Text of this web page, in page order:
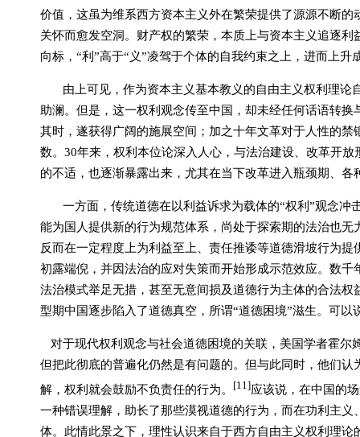
价值，这虽为维系西方资本主义外在繁荣提供了源源不断
关怀而愈发空洞。财产权的繁荣，本质上与资本主义追逐
向标，“利”高于“义”凌驾于个体的自我约束之上，进而上
由上可见，作为资本主义基本教义的自由主义权利理
助澜。但是，这一权利观念传至中国，却未经任何话语转
其时，遂获得广阔的施展空间；加之十年文革对于人性的
数。 30年来，权利本位论深入人心，与法治建设、改革开
的不适，也逐渐暴露出来，尤其在当下改革进入瓶颈期、各
一方面，传统道德在以利益诉求为载体的“权利”观念
能为国人提供新的行为规范体系，尚处于探索期的法治也
反而在一定程度上为利益至上、责任推诿等道德滑坡行为提
初露端倪，并因法治的应对失策而开始形成示范效应。数
法治模式举足无措，甚至无意间损及道德行为主体的合法
型期中国逐步陷入了道德真空，所谓“道德困境”滋生。可以
对于现代权利观念与社会道德困境的关联，美国学者霍
但把此彻底的普遍化仍然是有问题的。但与此同时，他们
解，权利就会鼓励不负责任的行为。
[11]应该说，在中国的
一种错误理解，助长了那些漠视道德的行为，而在功利主
体。此情此景之下，理性认识来自于西方自由主义权利理